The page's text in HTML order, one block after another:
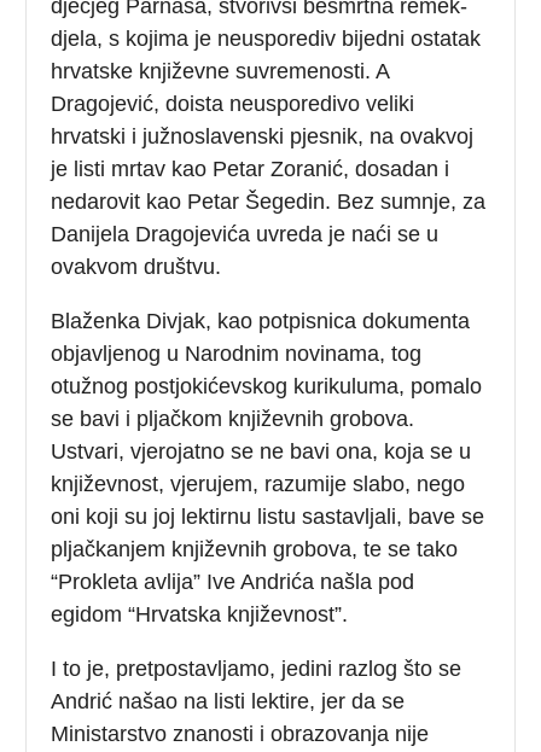
dječjeg Parnasa, stvorivši besmrtna remek-
djela, s kojima je neusporediv bijedni ostatak
hrvatske književne suvremenosti. A
Dragojević, doista neusporedivo veliki
hrvatski i južnoslavenski pjesnik, na ovakvoj
je listi mrtav kao Petar Zoranić, dosadan i
nedarovit kao Petar Šegedin. Bez sumnje, za
Danijela Dragojevića uvreda je naći se u
ovakvom društvu.
Blaženka Divjak, kao potpisnica dokumenta
objavljenog u Narodnim novinama, tog
otužnog postjokićevskog kurikuluma, pomalo
se bavi i pljačkom književnih grobova.
Ustvari, vjerojatno se ne bavi ona, koja se u
književnost, vjerujem, razumije slabo, nego
oni koji su joj lektirnu listu sastavljali, bave se
pljačkanjem književnih grobova, te se tako
“Prokleta avlija” Ive Andrića našla pod
egidom “Hrvatska književnost”.
I to je, pretpostavljamo, jedini razlog što se
Andrić našao na listi lektire, jer da se
Ministarstvo znanosti i obrazovanja nije